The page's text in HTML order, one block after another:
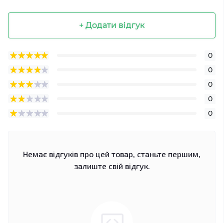
+ Додати відгук
0
0
0
0
0
Немає відгуків про цей товар, станьте першим,
залиште свій відгук.